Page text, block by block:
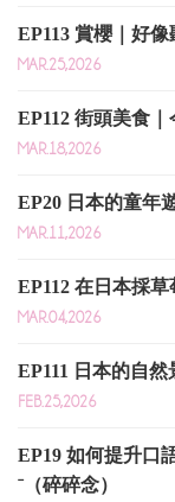
EP113 賞櫻｜好
MAR.25,2026
EP112 街頭美食
MAR.18,2026
EP20 日本的童年
MAR.11,2026
EP112 在日本採
MAR.04,2026
EP111 日本的自
FEB.25,2026
EP19 如何提升口
ˉ（碎碎念）